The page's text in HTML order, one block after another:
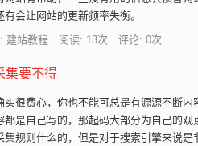
会让网站的更新频率失衡。
建站教程 阅读: 13次 评论: 0次
集要不得
实很费心，你也不能可总是有源源不断
都是自己写的，那起码大部分为自己的
集规则什么的，但是对于搜索引擎来说